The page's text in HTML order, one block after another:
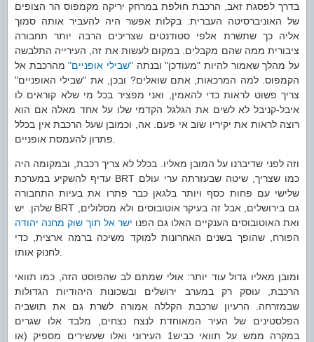
בדרך לפסגת זאב, הרכבת חולפת במרחק יריקה מקמפוס הר הצופים
של האוניברסיטה העברית. בקלות אפשר היה להעביר אותה סמוך
אליה כך שתשרת אלפי סטודנטים שצריכים הרבה יותר תחבורה
ציבורית ממה שהם מקבלים. במקום לעשות את זה, העירייה התלבשה
על מהלך שאמור להיות "מעודכן" ובנתה "שבילי אופניים"מהרכבת אל
הקמפוס. למה המרכאות, אתם שואלים? ובכן, את "שבילי האופניים"
צריך פשוט לראות כדי להאמין, ואני מפציר בכל מי שלא קוראים לו
איבל-קניבל לא לשים את הגלגל הקדמי שלו על אחד מאלה אם הוא
רוצה לראות את יקיריו שוב אי פעם. אה, וכמובן שעל הרכבת אין בכלל
וזה לפני שדיברנו על המובן מאליו. בכלל לא צריך רכבת, ובמקומה היה
עדיף להשקיע במערכת BRT כמו שצריך, שיטה שבעזרתה ערי עולם
שלישי עם פחות כסף ויותר בלגאן כבר פתרו את בעיות התחבורה
שלהן. יש BRT גם בירושלים, אבל זה בעיקר אוטובוסים ולא מסלולים,
ואת האוטובוסים הענקיים האלו גם הפנו ישר אל תוך שוק מחנה יהודה
הפורח, שהופך בשנים האחרונות למוקד משיכה ברמה ארצית, כדי
ומובן מאליו גדול עוד יותר: אולי שמתם לב שהפוסט הזה, כמו תוואי
הרכבת, עוסק רק במערב ירושלים ובשכונות היהודיות הגדולות
שבמזרחה. הרעיון שרכבת הקללה אמורה לשרת גם את תושביה
הפלסטינים של העיר המאוחדת לנצח נצחים, מלבד אלו שגרים
במקרה ממש על תוואי כביש1 העירוני ואלו שעשירים מספיק (או